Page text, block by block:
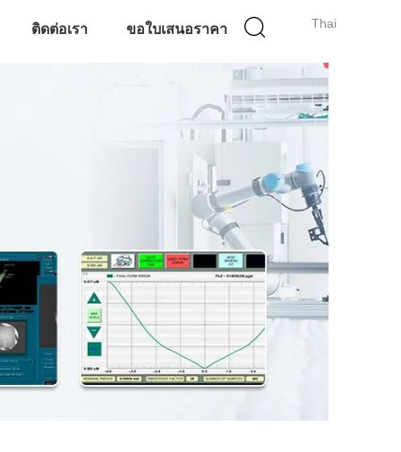
Thai
ติดต่อเรา ขอใบเสนอราคา